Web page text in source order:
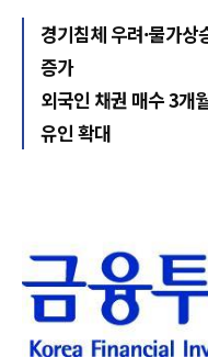
경기침체 우려·물가
증가
외국인 채권 매수 3개
유인 확대